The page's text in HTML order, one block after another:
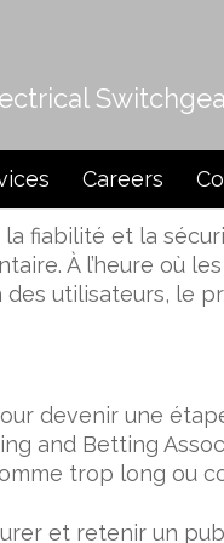
Careers
la fiabilité et la
À l’heure où
utilisateurs, le
devenir une
and Betting
trop long ou
et retenir un